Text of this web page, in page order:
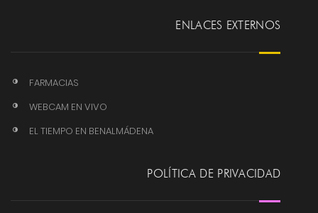
ENLACES EXTERNOS
FARMACIAS
WEBCAM EN VIVO
EL TIEMPO EN BENALMÁDENA
POLÍTICA DE PRIVACIDAD